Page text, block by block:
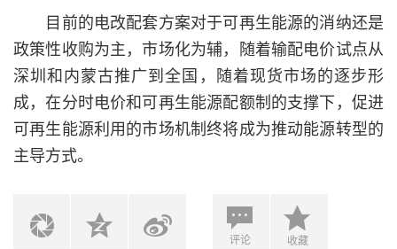
目前的电改配套方案对于可再生能源的消纳还是
政策性收购为主，市场化为辅，随着输配电价试点从
深圳和内蒙古推广到全国，随着现货市场的逐步形
成，在分时电价和可再生能源配额制的支撑下，促进
可再生能源利用的市场机制终将成为推动能源转型的
主导方式。
评论 收藏